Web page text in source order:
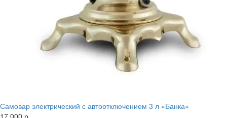
Самовар электрический с автоотключением 3 л «Банка»
17 000 р.